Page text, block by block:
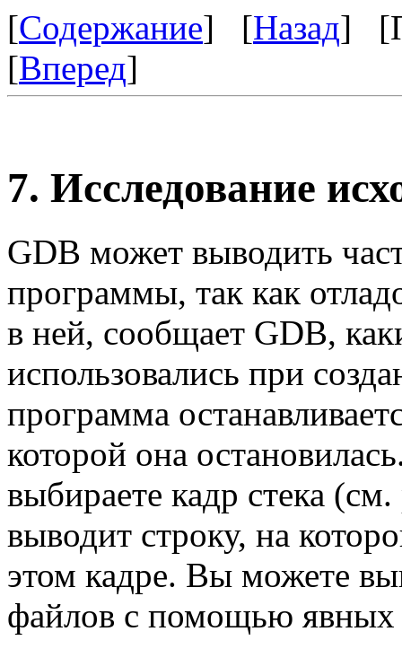
[Содержание] [Назад] [
[Вперед]
7. Исследование
GDB может выводить
программы, так как
в ней, сообщает GDB,
использовались при
программа
которой она
выбираете кадр стека
выводит строку, на
этом кадре. Вы можете
файлов с помощью явных